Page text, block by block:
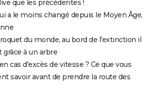
que les précédentes !
a le moins changé depuis le Moyen Âge,
du monde, au bord de l'extinction il
grâce à un arbre
cas d'excès de vitesse ? Ce que vous
savoir avant de prendre la route des